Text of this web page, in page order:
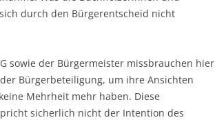
durch den Bürgerentscheid nicht
sowie der Bürgermeister missbrauchen hier
Bürgerbeteiligung, um ihre Ansichten
Mehrheit mehr haben. Diese
sicherlich nicht der Intention des